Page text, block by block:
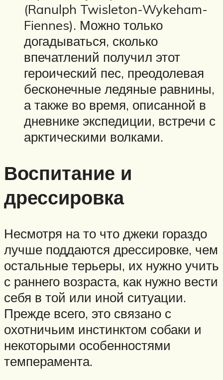
(Ranulph Twisleton-Wykeham-
Fiennes). Можно только
догадываться, сколько
впечатлений получил этот
героический пес, преодолевая
бесконечные ледяные равнины,
а также во время, описанной в
дневнике экспедиции, встречи с
арктическими волками.
Воспитание и
дрессировка
Несмотря на то что джеки гораздо
лучше поддаются дрессировке, чем
остальные терьеры, их нужно учить
с раннего возраста, как нужно вести
себя в той или иной ситуации.
Прежде всего, это связано с
охотничьим инстинктом собаки и
некоторыми особенностями
темперамента.